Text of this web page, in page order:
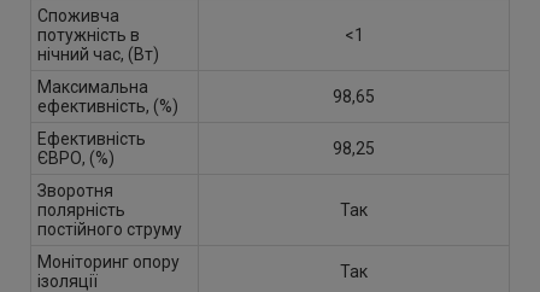
Споживча
потужність в
нічний час, (Вт)
<1
Максимальна
ефективність, (%)
98,65
Ефективність
ЄВРО, (%)
98,25
Зворотня
полярність
постійного струму
Так
Моніторинг опору
ізоляції
Так